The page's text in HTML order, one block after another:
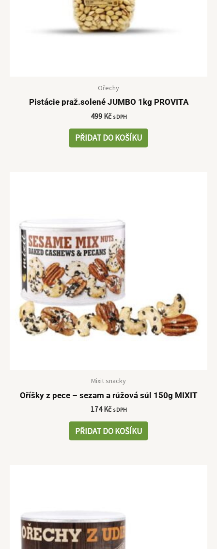
Ořechy
Pistácie praž.solené JUMBO 1kg PROVITA
499 Kč s DPH
PŘIDAT DO KOŠÍKU
Mixit snacky
Oříšky z pece – sezam a růžová sůl 150g MIXIT
174 Kč s DPH
PŘIDAT DO KOŠÍKU